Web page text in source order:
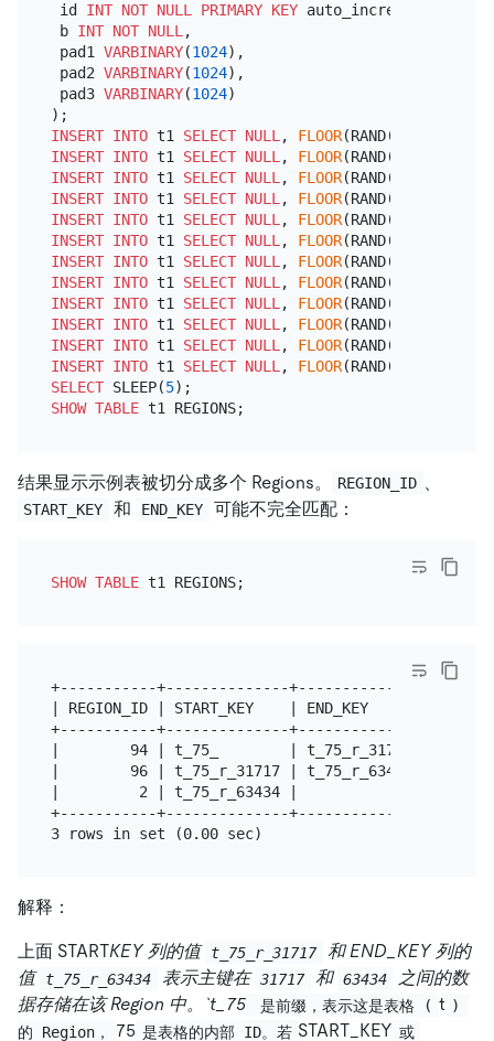
id INT NOT NULL PRIMARY KEY auto_increment,
b INT NOT NULL,
pad1 VARBINARY(1024),
pad2 VARBINARY(1024),
pad3 VARBINARY(1024)
INSERT INTO t1 SELECT NULL, FLOOR(RAND()
INSERT INTO t1 SELECT NULL, FLOOR(RAND()
INSERT INTO t1 SELECT NULL, FLOOR(RAND()
INSERT INTO t1 SELECT NULL, FLOOR(RAND()
INSERT INTO t1 SELECT NULL, FLOOR(RAND()
INSERT INTO t1 SELECT NULL, FLOOR(RAND()
INSERT INTO t1 SELECT NULL, FLOOR(RAND()
INSERT INTO t1 SELECT NULL, FLOOR(RAND()
INSERT INTO t1 SELECT NULL, FLOOR(RAND()
INSERT INTO t1 SELECT NULL, FLOOR(RAND()
INSERT INTO t1 SELECT NULL, FLOOR(RAND()
INSERT INTO t1 SELECT NULL, FLOOR(RAND()
SELECT SLEEP(5
SHOW TABLE
结果显示示例表被切分成多个 Regions。 REGION_ID 、
START_KEY 和 END_KEY 可能不完全匹配：
SHOW TABLE
+-----------+--------------+--------------
| REGION_ID | START_KEY    | END_KEY      |
+-----------+--------------+--------------
|        94 | t_75_        |
|        96 | t_75_r_31717 |
|         2 | t_75_r_63434 |              |
+-----------+--------------+--------------
解释：
上面 STARTKEY 列的值 t_75_r_31717 和 END_KEY 列的
值 t_75_r_63434 表示主键在 31717 和 63434
之间的数
据存储在该 Region 中。`t_75
是前缀，表示这是表格 ( t )
的 Region，
75 是表格的内部 ID。若 START_KEY 或